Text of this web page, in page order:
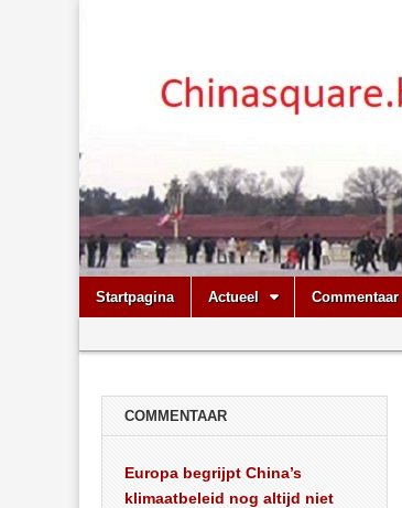
Main
menu
Skip
Startpagina Actueel Commentaar
menu
COMMENTAAR
Europa begrijpt China’s
klimaatbeleid nog altijd niet